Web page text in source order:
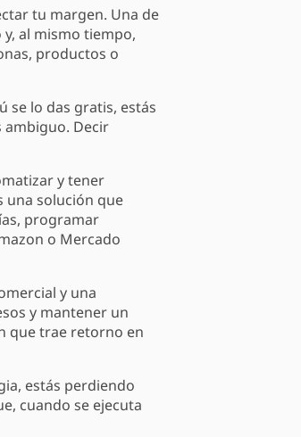
tu margen. Una de
al mismo tiempo,
productos o
se lo das gratis, estás
ambiguo. Decir
y tener
una solución que
programar
o Mercado
y una
y mantener un
que trae retorno en
estás perdiendo
cuando se ejecuta